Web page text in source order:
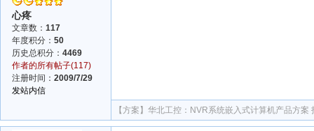
心疼
文章数： 117
年度积分： 50
历史总积分： 4469
作者的所有帖子(117)
注册时间： 2009/7/29
发站内信
【方案】 华北工控：NVR系统嵌入式计算机产品方案